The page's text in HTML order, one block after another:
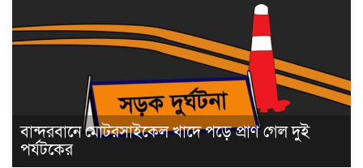
বান্দরবানে মোটরসাইকেল খাদে পড়ে প্রাণ গেল দুই
পর্যটকের